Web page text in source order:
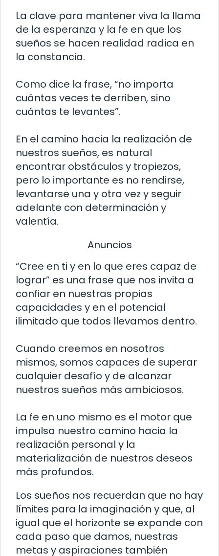
La clave para mantener viva la llama
de la esperanza y la fe en que los
sueños se hacen realidad radica en
la constancia.
Como dice la frase, “no importa
cuántas veces te derriben, sino
cuántas te levantes”.
En el camino hacia la realización de
nuestros sueños, es natural
encontrar obstáculos y tropiezos,
pero lo importante es no rendirse,
levantarse una y otra vez y seguir
adelante con determinación y
valentía.
Anuncios
“Cree en ti y en lo que eres capaz de
lograr” es una frase que nos invita a
confiar en nuestras propias
capacidades y en el potencial
ilimitado que todos llevamos dentro.
Cuando creemos en nosotros
mismos, somos capaces de superar
cualquier desafío y de alcanzar
nuestros sueños más ambiciosos.
La fe en uno mismo es el motor que
impulsa nuestro camino hacia la
realización personal y la
materialización de nuestros deseos
más profundos.
Los sueños nos recuerdan que no hay
límites para la imaginación y que, al
igual que el horizonte se expande con
cada paso que damos, nuestras
metas y aspiraciones también